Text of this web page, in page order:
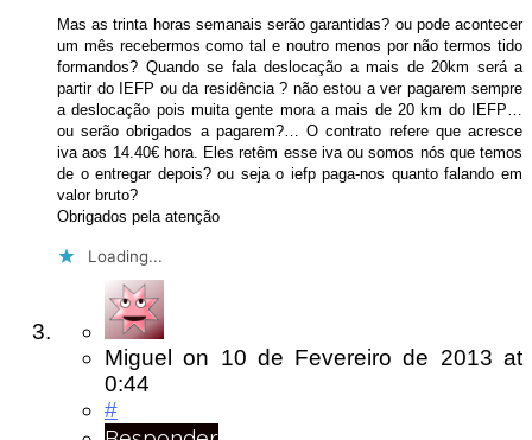
Mas as trinta horas semanais serão garantidas? ou pode acontecer
um mês recebermos como tal e noutro menos por não termos tido
formandos? Quando se fala deslocação a mais de 20km será a
partir do IEFP ou da residência ? não estou a ver pagarem sempre
a deslocação pois muita gente mora a mais de 20 km do IEFP…
ou serão obrigados a pagarem?… O contrato refere que acresce
iva aos 14.40€ hora. Eles retêm esse iva ou somos nós que temos
de o entregar depois? ou seja o iefp paga-nos quanto falando em
valor bruto?
Obrigados pela atenção
Loading...
Miguel on 10 de Fevereiro de 2013at
0:44
#